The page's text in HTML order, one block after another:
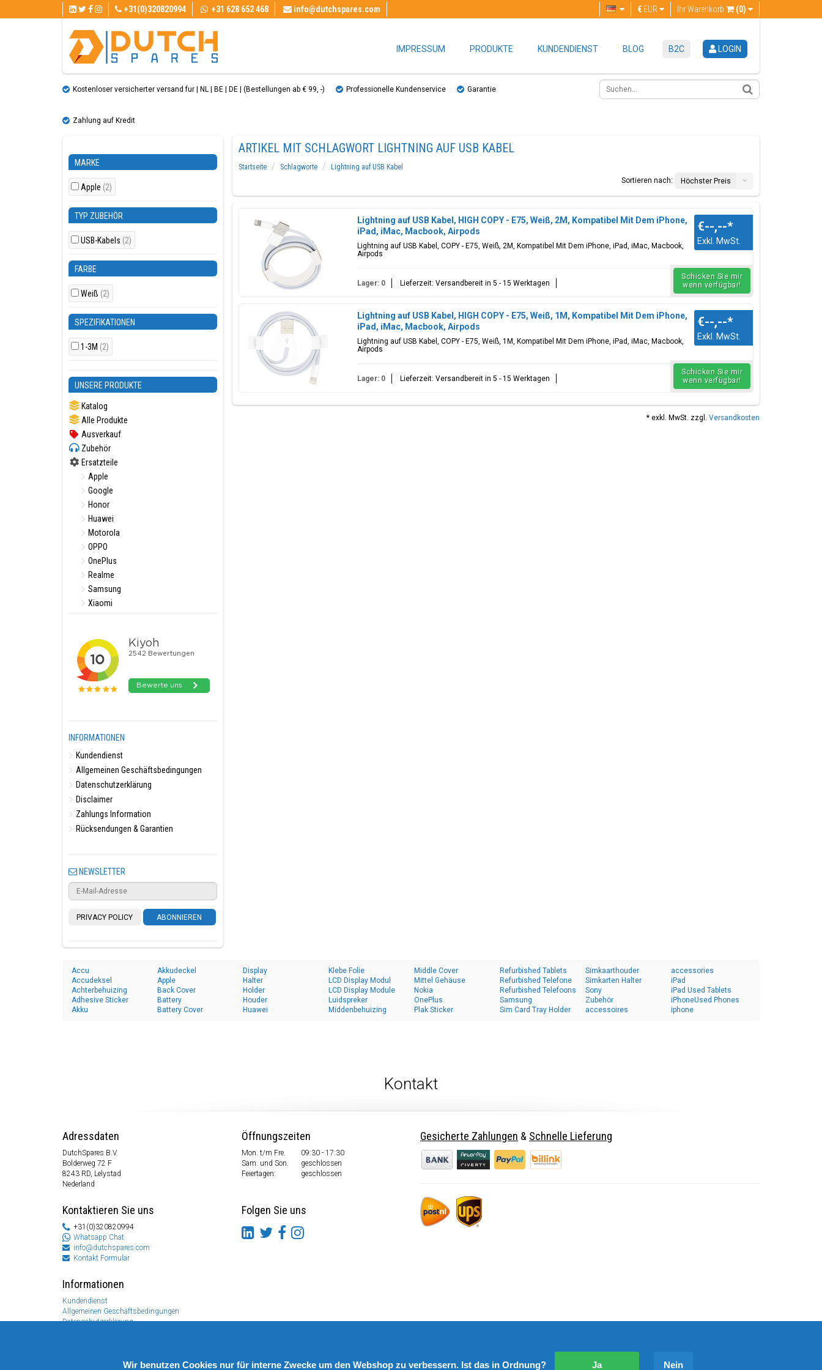
+31(0)320820994 +31 628 652 468 info@dutchspares.com Ihr Warenkorb (0)
€ EUR
IMPRESSUM PRODUKTE KUNDENDIENST BLOG B2C LOGIN
Kostenloser versicherter versand fur | NL | BE | DE | (Bestellungen ab € 99, ​​-) Professionelle Kundenservice Garantie
Zahlung auf Kredit
MARKE
Apple (2)
TYP ZUBEHÖR
USB-Kabels (2)
FARBE
Weiß (2)
SPEZIFIKATIONEN
1-3M (2)
UNSERE PRODUKTE
Katalog
Alle Produkte
Ausverkauf
Zubehör
Ersatzteile
Apple
Google
Honor
Huawei
Motorola
OPPO
OnePlus
Realme
Samsung
Xiaomi
INFORMATIONEN
Kundendienst
Allgemeinen Geschäftsbedingungen
Datenschutzerklärung
Disclaimer
Zahlungs Information
Rücksendungen & Garantien
NEWSLETTER
PRIVACY POLICY ABONNIEREN
ARTIKEL MIT SCHLAGWORT LIGHTNING AUF USB KABEL
Startseite Schlagworte
Lightning auf USB Kabel
Sortieren nach:
Höchster Preis
Lightning auf USB Kabel, HIGH COPY - E75, Weiß, 2M, Kompatibel Mit Dem iPhone,
iPad, iMac, Macbook, Airpods
Lightning auf USB Kabel, COPY - E75, Weiß, 2M, Kompatibel Mit Dem iPhone, iPad, iMac, Macbook,
Airpods
€--,--*
Exkl. MwSt.
Lager: 0 Lieferzeit: Versandbereit in 5 - 15 Werktagen
Schicken Sie mir
wenn verfügbar!
Lightning auf USB Kabel, HIGH COPY - E75, Weiß, 1M, Kompatibel Mit Dem iPhone,
iPad, iMac, Macbook, Airpods
Lightning auf USB Kabel, COPY - E75, Weiß, 1M, Kompatibel Mit Dem iPhone, iPad, iMac, Macbook,
Airpods
€--,--*
Exkl. MwSt.
Lager: 0 Lieferzeit: Versandbereit in 5 - 15 Werktagen
Schicken Sie mir
wenn verfügbar!
* exkl. MwSt. zzgl. Versandkosten
Accu
Accudeksel
Achterbehuizing
Adhesive Sticker
Akku
Akkudeckel
Apple
Back Cover
Battery
Battery Cover
Display
Halter
Holder
Houder
Huawei
Klebe Folie
LCD Display Modul
LCD Display Module
Luidspreker
Middenbehuizing
Middle Cover
Mittel Gehäuse
Nokia
OnePlus
Plak Sticker
Refurbished Tablets
Refurbished Telefone
Refurbished Telefoons
Samsung
Sim Card Tray Holder
Simkaarthouder
Simkarten Halter
Sony
Zubehör
accessoires
accessories
iPad
iPad Used Tablets
iPhoneUsed Phones
iphone
Kontakt
Adressdaten
DutchSpares B.V.
Bolderweg 72 F
8243 RD, Lelystad
Nederland
Kontaktieren Sie uns
+31(0)320820994
Whatsapp Chat
info@dutchspares.com
Kontakt Formular
Informationen
Kundendienst
Allgemeinen Geschäftsbedingungen
Datenschutzerklärung
Öffnungszeiten
Mon. t/m Fre.
09:30 - 17:30
Sam. und Son.
geschlossen
Feiertagen:
geschlossen
Folgen Sie uns
Gesicherte Zahlungen & Schnelle Lieferung
Wir benutzen Cookies nur für interne Zwecke um den Webshop zu verbessern. Ist das in Ordnung? Ja Nein